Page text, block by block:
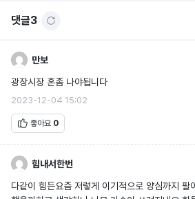
댓글3
만보
광장시장 혼좀 나야됩니다
2023-12-04 15:02
좋아요 0
힘내서한번
다같이 힘든요즘 저렇게 이기적으로 양심까지 팔